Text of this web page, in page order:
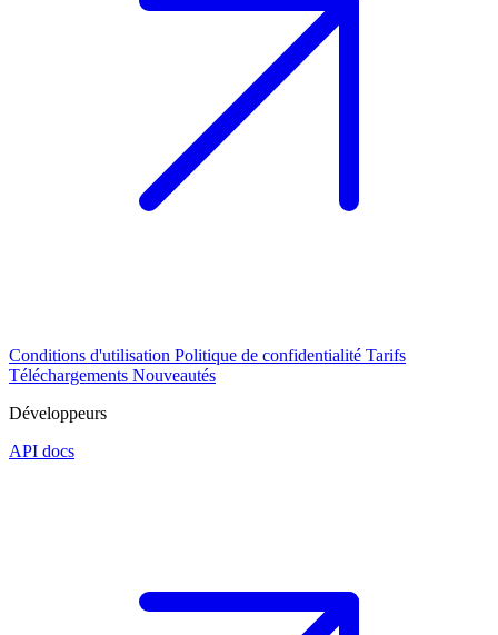
Conditions d'utilisation Politique de confidentialité Tarifs
Téléchargements Nouveautés
Développeurs
API docs